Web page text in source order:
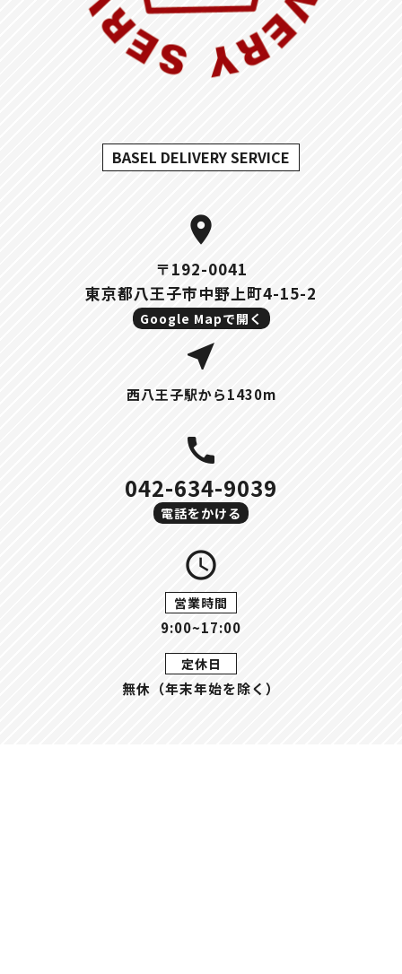
BASEL DELIVERY SERVICE
location_on
〒192-0041
東京都八王子市中野上町4-15-2
Google Mapで開く
near_me
西八王子駅から1430m
call
042-634-9039
電話をかける
query_builder
営業時間
9:00~17:00
定休日
無休（年末年始を除く）